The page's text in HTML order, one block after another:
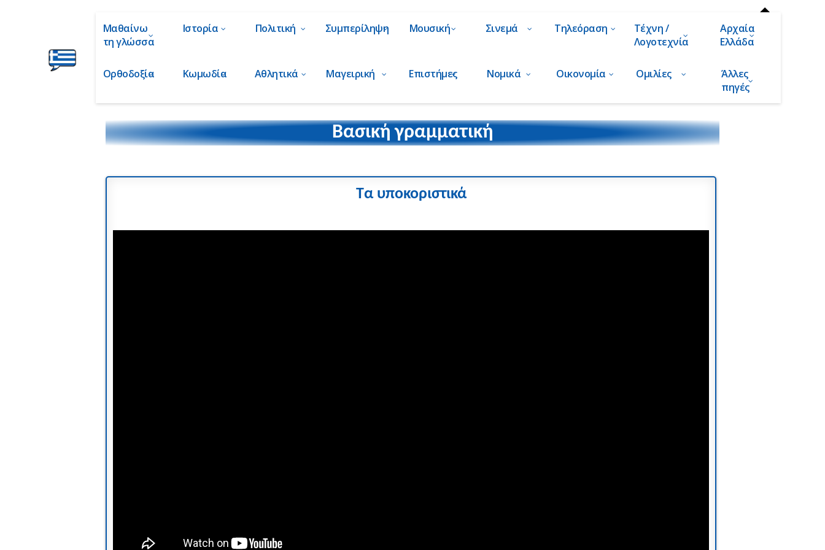
Μαθαίνω
τη γλώσσα
Ιστορία Πολιτική Συμπερίληψη Μουσική Σινεμά Τηλεόραση
Τέχνη /
Λογοτεχνία
Αρχαία
Ελλάδα
Ορθοδοξία Κωμωδία Αθλητικά Μαγειρική Επιστήμες Νομικά Οικονομία Ομιλίες
Άλλες
πηγές
Βασική γραμματική
Τα υποκοριστικά